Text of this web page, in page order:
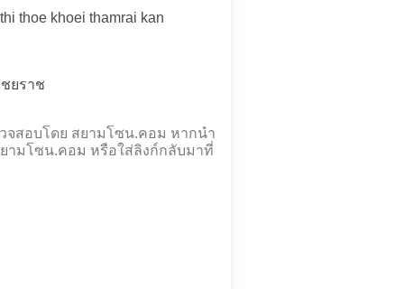
thoe khoei thamrai kan
ชยราช
จสอบโดย สยามโซน.คอม หากนำ
ามโซน.คอม หรือใส่ลิงก์กลับมาที่